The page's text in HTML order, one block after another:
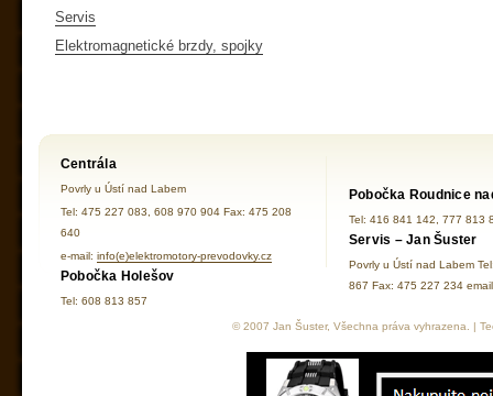
Servis
Elektromagnetické brzdy, spojky
Centrála
Povrly u Ústí nad Labem
Tel: 475 227 083, 608 970 904 Fax: 475 208
640
e-mail: info(e)elektromotory-prevodovky.cz
Pobočka Holešov
Tel: 608 813 857
Pobočka Roudnice
Tel: 416 841 142, 777 813
Servis – Jan Šuster
Povrly u Ústí nad Labem
867 Fax: 475 227 234
© 2007 Jan Šuster, Všechna práva vyhrazena. |